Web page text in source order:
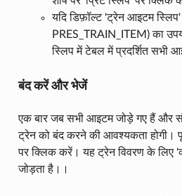
यदि डिफ़ॉल्ट 'ट्रेन आइटम
PRES_TRAIN_ITEM) का
स्लिप में टेबल में प्रदर्शित सभी
बंद करें और भेजें
एक बार जब सभी आइटम जोड़े गए हैं और
ट्रेन को बंद करने की आवश्यकता होगी।
पर क्लिक करें। यह ट्रेन विवरण के लिए
जोड़ता है।।